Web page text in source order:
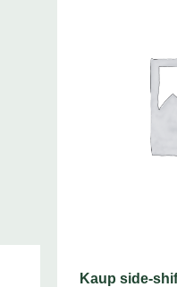
Kaup side-